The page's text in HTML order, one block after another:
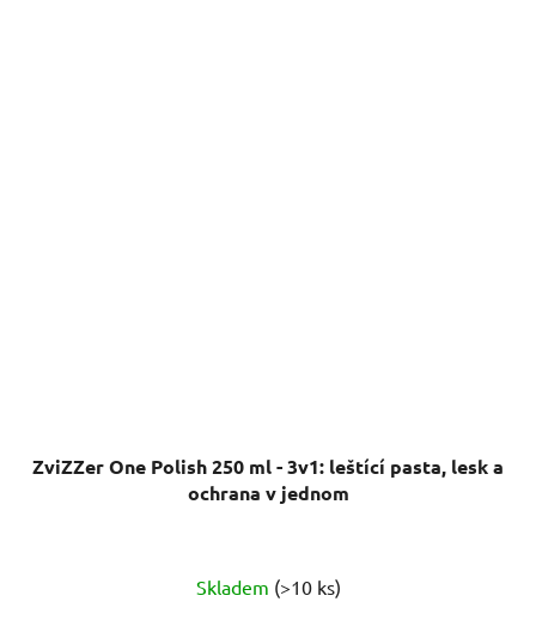
ZviZZer One Polish 250 ml - 3v1: leštící pasta, lesk a
ochrana v jednom
hodnocení
Skladem (>10 ks)